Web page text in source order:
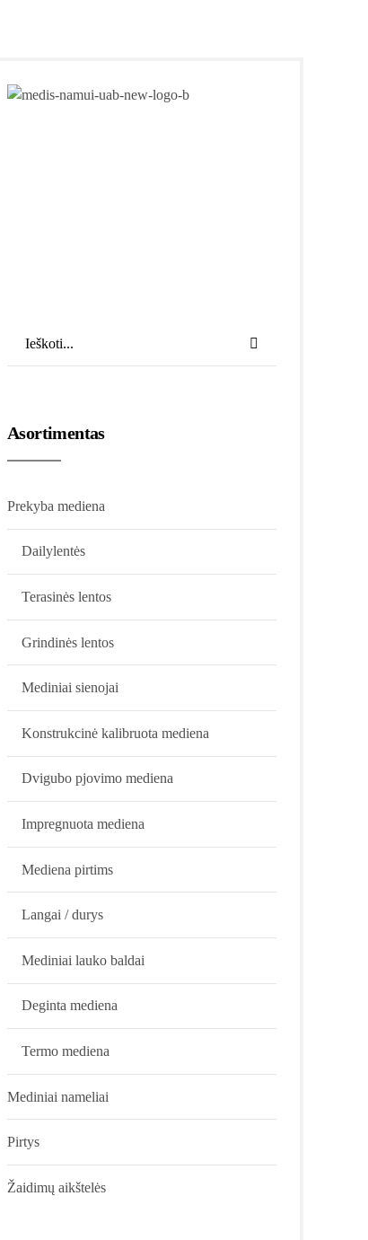
Asortimentas
Prekyba mediena
Dailylentės
Terasinės lentos
Grindinės lentos
Mediniai sienojai
Konstrukcinė kalibruota mediena
Dvigubo pjovimo mediena
Impregnuota mediena
Mediena pirtims
Langai / durys
Mediniai lauko baldai
Deginta mediena
Termo mediena
Mediniai nameliai
Pirtys
Žaidimų aikštelės